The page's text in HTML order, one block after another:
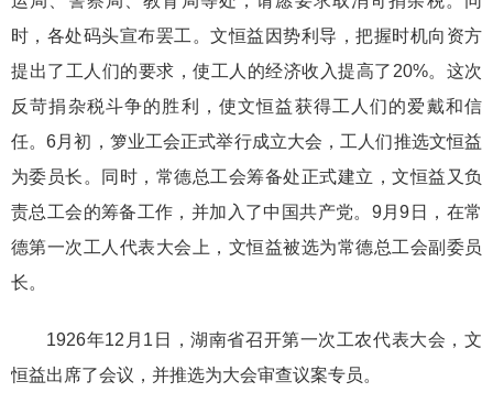
时，各处码头宣布罢工。文恒益因势利导，把握时机向资方
提出了工人们的要求，使工人的经济收入提高了20%。这次
反苛捐杂税斗争的胜利，使文恒益获得工人们的爱戴和信
任。6月初，箩业工会正式举行成立大会，工人们推选文恒益
为委员长。同时，常德总工会筹备处正式建立，文恒益又负
责总工会的筹备工作，并加入了中国共产党。9月9日，在常
德第一次工人代表大会上，文恒益被选为常德总工会副委员
长。
1926年12月1日，湖南省召开第一次工农代表大会，文
恒益出席了会议，并推选为大会审查议案专员。